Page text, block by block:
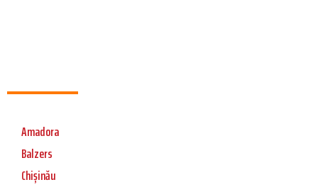
Amadora
Balzers
Chișinău